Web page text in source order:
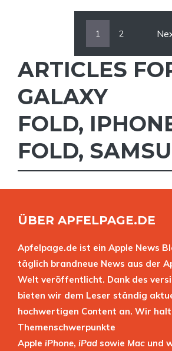
1 2
ARTICLES
GALAXY
FOLD,
FOLD,
ÜBER APFELPAGE.DE
Apfelpage.de ist ein Apple News
täglich brandneue News aus der
Welt veröffentlicht. Dank des
bieten wir dem Leser ständig
hochwertigen Content an. Wir
Themenschwerpunkte
Apple iPhone, iPad sowie Mac und